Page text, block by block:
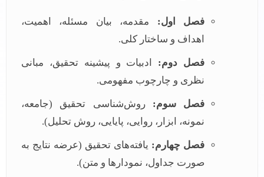
فصل اول: مقدمه، بیان مسئله، اهمیت،
اهداف و ساختار کلی.
فصل دوم: ادبیات و پیشینه تحقیق، مبانی
نظری و چارچوب مفهومی.
فصل سوم: روش‌شناسی تحقیق (جامعه،
نمونه، ابزار، روایی، پایایی، روش تحلیل).
فصل چهارم: یافته‌های تحقیق (عرضه نتایج به
صورت جداول، نمودارها و متن).